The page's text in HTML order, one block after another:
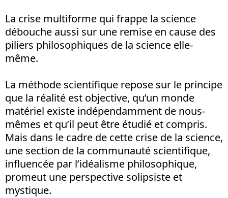
La crise multiforme qui frappe la science
débouche aussi sur une remise en cause des
piliers philosophiques de la science elle-
même.
La méthode scientifique repose sur le principe
que la réalité est objective, qu’un monde
matériel existe indépendamment de nous-
mêmes et qu’il peut être étudié et compris.
Mais dans le cadre de cette crise de la science,
une section de la communauté scientifique,
influencée par l’idéalisme philosophique,
promeut une perspective solipsiste et
mystique.